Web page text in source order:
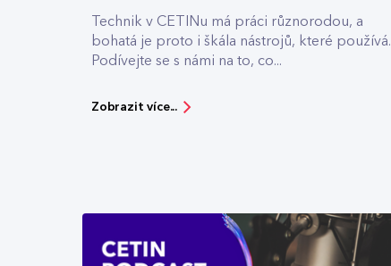
Technik v CETINu má práci různorodou, a
bohatá je proto i škála nástrojů, které používá.
Podívejte se s námi na to, co...
Zobrazit více...